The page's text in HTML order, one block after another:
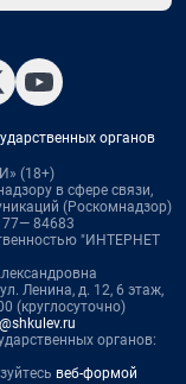
органов
(18+)
в сфере связи,
(Роскомнадзор)
84683
"ИНТЕРНЕТ
Ленина, д. 12, 6 этаж,
(круглосуточно)
органов:
веб-формой